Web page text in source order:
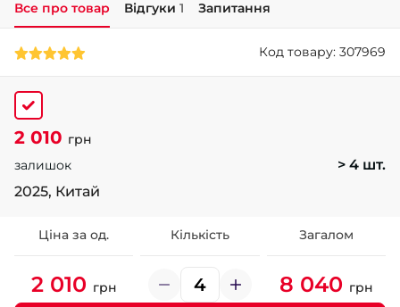
- Щепкіна
Все про товар Відгуки 1 Запитання
Код товару: 307969
2 010 грн
залишок
> 4 шт.
2025, Китай
Ціна за од. Кількість Загалом
2 010 грн 8 040 грн